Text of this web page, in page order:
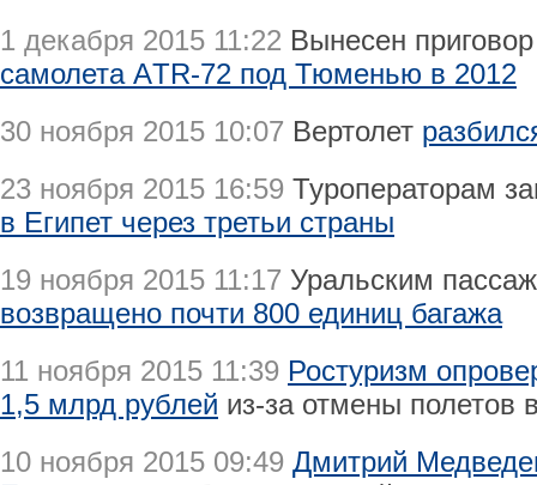
1 декабря 2015 11:22 Вынесен
самолета АTR-72 под Тюменью в 2012
30 ноября 2015 10:07 Вертолет
23 ноября 2015 16:59 Туроператорам
в Египет через третьи страны
19 ноября 2015 11:17 Уральским
возвращено почти 800 единиц багажа
11 ноября 2015 11:39 Ростуризм
1,5 млрд рублей из-за отмены полетов
10 ноября 2015 09:49 Дмитрий